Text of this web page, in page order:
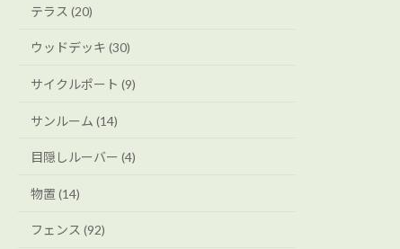
テラス (20)
ウッドデッキ (30)
サイクルポート (9)
サンルーム (14)
目隠しルーバー (4)
物置 (14)
フェンス (92)